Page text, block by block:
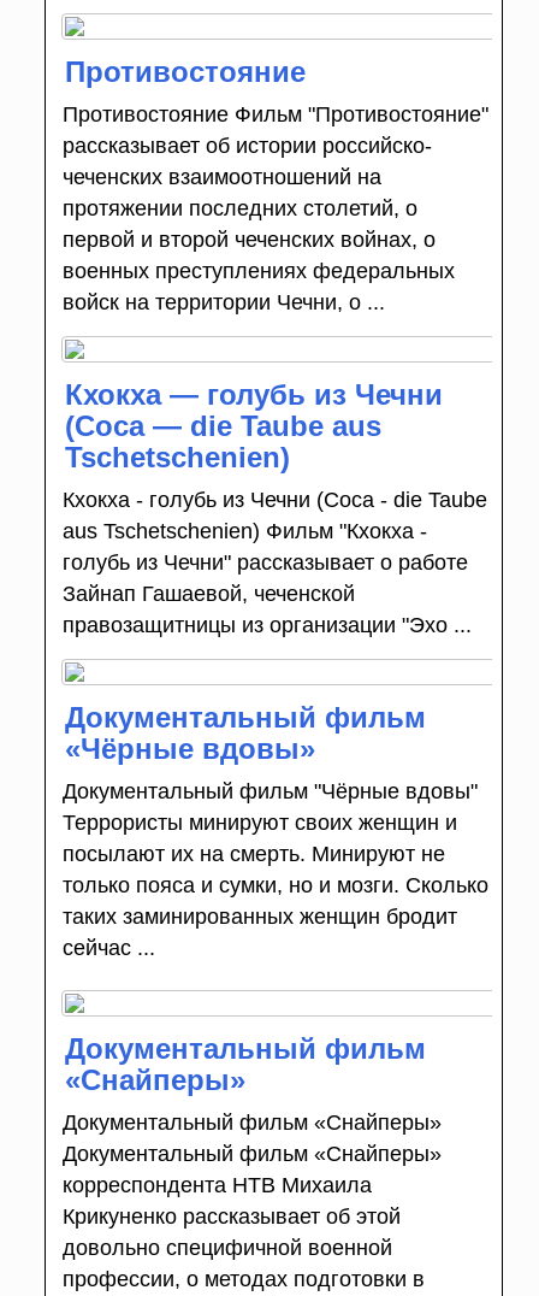
Противостояние
Противостояние Фильм "Противостояние"
рассказывает об истории российско-
чеченских взаимоотношений на
протяжении последних столетий, о
первой и второй чеченских войнах, о
военных преступлениях федеральных
войск на территории Чечни, о ...
Кхокха — голубь из Чечни
(Coca — die Taube aus
Tschetschenien)
Кхокха - голубь из Чечни (Coca - die Taube
aus Tschetschenien) Фильм "Кхокха -
голубь из Чечни" рассказывает о работе
Зайнап Гашаевой, чеченской
правозащитницы из организации "Эхо ...
Документальный фильм
«Чёрные вдовы»
Документальный фильм "Чёрные вдовы"
Террористы минируют своих женщин и
посылают их на смерть. Минируют не
только пояса и сумки, но и мозги. Сколько
таких заминированных женщин бродит
сейчас ...
Документальный фильм
«Снайперы»
Документальный фильм «Снайперы»
Документальный фильм «Снайперы»
корреспондента НТВ Михаила
Крикуненко рассказывает об этой
довольно специфичной военной
профессии, о методах подготовки в